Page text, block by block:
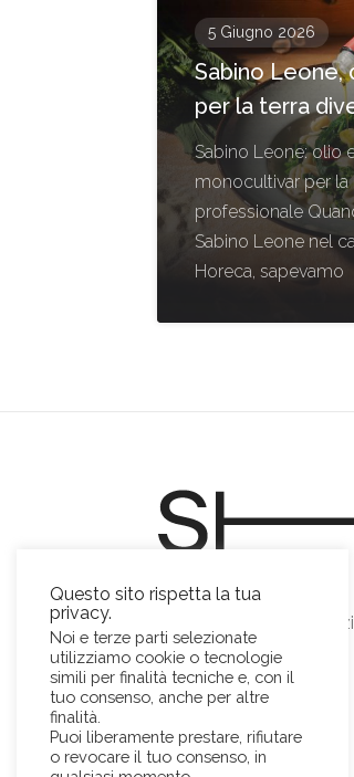
5 Giugno 2026
Sabino Leone,
per la terra
Sabino Leone: olio
monocultivar per la
professionale
Sabino Leone nel
Horeca, sapevamo
Sviluppo Horeca s.r.l.
Food & beverage
P.IVA 01698730593
Questo sito rispetta la tua
privacy.
Noi e terze parti selezionate
utilizziamo cookie o tecnologie
simili per finalità tecniche e, con il
tuo consenso, anche per altre
finalità.
Puoi liberamente prestare, rifiutare
o revocare il tuo consenso, in